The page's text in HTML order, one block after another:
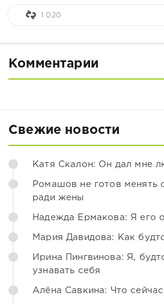
1 020
Комментарии
Свежие новости
Катя Скалон: Он дал мне
Ромашов не готов менять
ради жены
Надежда Ермакова: Я его
Мария Давидова: Как
Ирина Пингвинова: Я,
узнавать себя
Алёна Савкина: Что